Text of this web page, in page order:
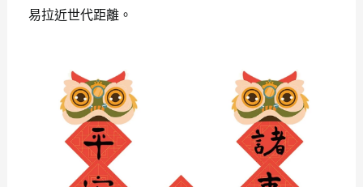
易拉近世代距離。